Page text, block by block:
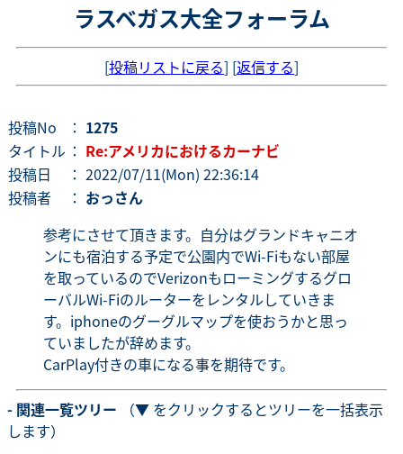
ラスベガス大全フォーラム
[投稿リストに戻る] [返信する]
投稿No ： 1275
タイトル ： Re:アメリカにおけるカーナビ
投稿日
： 2022/07/11(Mon) 22:36:14
投稿者
： おっさん
参考にさせて頂きます。自分はグランドキャニオ
ンにも宿泊する予定で公園内でWi-Fiもない部屋
を取っているのでVerizonもローミングするグロ
ーバルWi-Fiのルーターをレンタルしていきま
す。iphoneのグーグルマップを使おうかと思っ
ていましたが辞めます。
CarPlay付きの車になる事を期待です。
- 関連一覧ツリー （▼ をクリックするとツリーを一括表示
します）